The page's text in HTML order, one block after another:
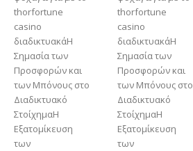
thorfortune
casino
διαδικτυακάΗ
Σημασία των
Προσφορών και
των Μπόνους στο
Διαδικτυακό
ΣτοίχημαΗ
Εξατομίκευση
των
thorfortune
casino
διαδικτυακάΗ
Σημασία των
Προσφορών και
των Μπόνους στο
Διαδικτυακό
ΣτοίχημαΗ
Εξατομίκευση
των